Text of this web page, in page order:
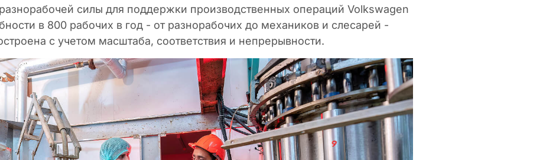
силы для поддержки производственных операций Volkswagen
в 800 рабочих в год - от разнорабочих до механиков и слесарей -
с учетом масштаба, соответствия и непрерывности.